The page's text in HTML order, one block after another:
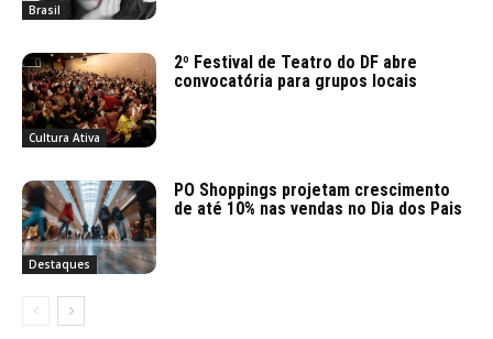
Brasil
Cultura Ativa
2º Festival de Teatro do DF abre
convocatória para grupos locais
Destaques
PO Shoppings projetam crescimento
de até 10% nas vendas no Dia dos Pais